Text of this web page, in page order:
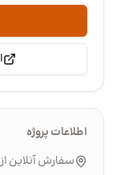
اطلاعات پروژه
سفارش آنلاین از